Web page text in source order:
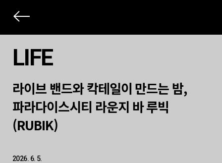
상
LIFE
문
제
목
라이브 밴드와 칵테일이 만드는 밤,
파라다이스시티 라운지 바 루빅
(RUBIK)
2026. 6. 5.